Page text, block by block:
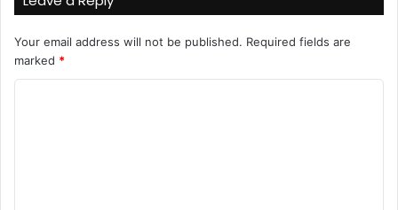
Your email address will not be published. Required fields are
marked *